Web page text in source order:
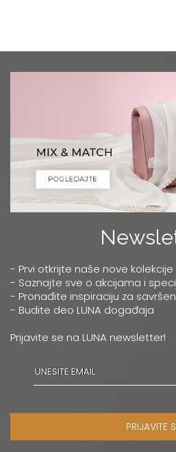
- Prvi otkrijte naše nove kolekcije
- Saznajte sve o akcijama i
- Pronađite inspiraciju za
- Budite deo LUNA događaja
Prijavite se na LUNA newsletter!
PRIJAVITE